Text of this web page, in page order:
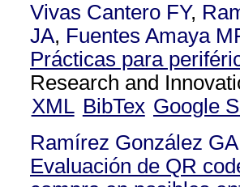
Vivas Cantero FY,
JA, Fuentes Amaya
Prácticas para
Research and
XML BibTex Google
Ramírez González GA
Evaluación de QR